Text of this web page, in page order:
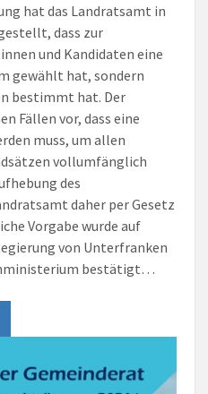
hat das Landratsamt in
dass zur
und Kandidaten eine
gewählt hat, sondern
bestimmt hat. Der
Fällen vor, dass eine
muss, um allen
vollumfänglich
des
daher per Gesetz
Vorgabe wurde auf
von Unterfranken
bestätigt…